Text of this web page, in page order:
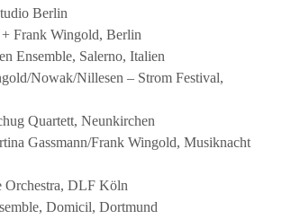
Berlin
+ Frank Wingold, Berlin
Ensemble, Salerno, Italien
Nowak/Nillesen – Strom Festival,
Quartett, Neunkirchen
Gassmann/Frank Wingold, Musiknacht
Orchestra, DLF Köln
Domicil, Dortmund